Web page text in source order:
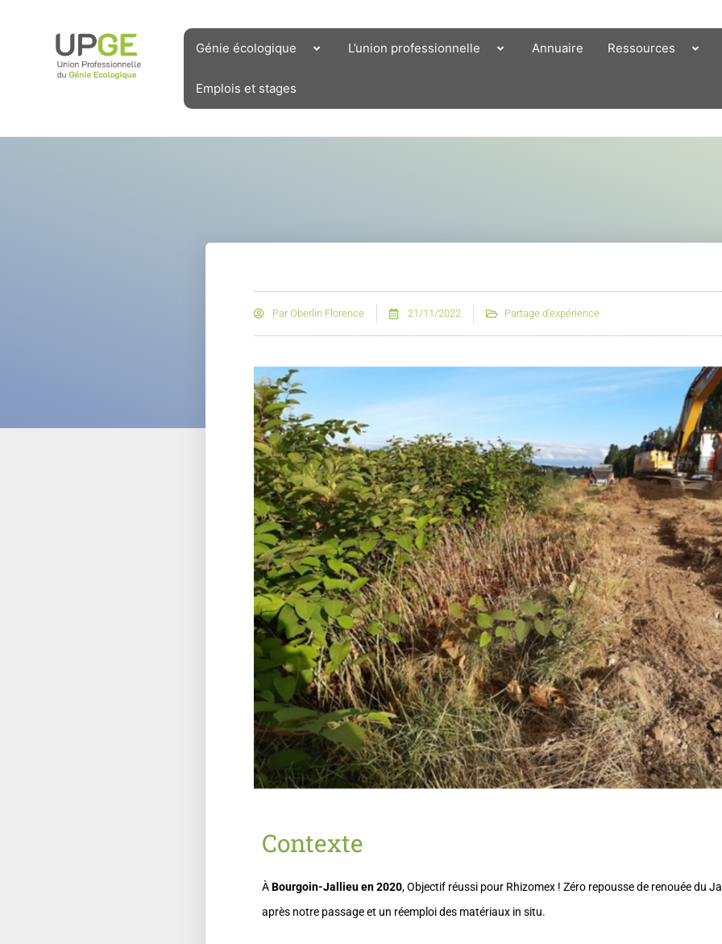
Génie écologique L’union professionnelle Annuaire Ressources
Emplois et stages
ParOberlin Florence 21/11/2022 Partage d'expérience
Contexte
À Bourgoin-Jallieu en 2020, Objectif réussi pour Rhizomex ! Zéro repousse de renouée du
après notre passage et un réemploi des matériaux in situ.